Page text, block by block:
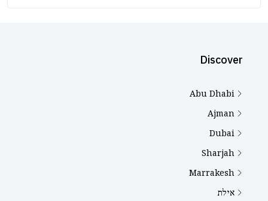
Discover
Abu Dhabi
Ajman
Dubai
Sharjah
Marrakesh
אילת